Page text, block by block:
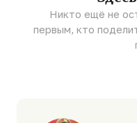
Никто ещё не
первым, кто